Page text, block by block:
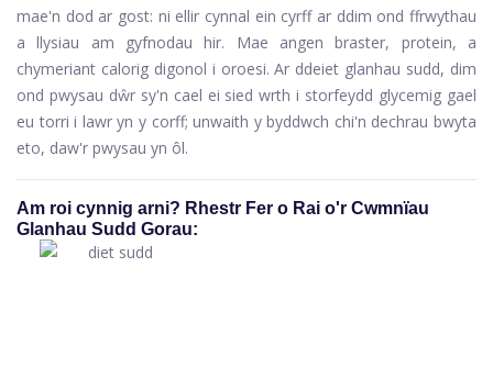
mae'n dod ar gost: ni ellir cynnal ein cyrff ar ddim ond ffrwythau
a llysiau am gyfnodau hir. Mae angen braster, protein, a
chymeriant calorig digonol i oroesi. Ar ddeiet glanhau sudd, dim
ond pwysau dŵr sy'n cael ei sied wrth i storfeydd glycemig gael
eu torri i lawr yn y corff; unwaith y byddwch chi'n dechrau bwyta
eto, daw'r pwysau yn ôl.
Am roi cynnig arni? Rhestr Fer o Rai o'r Cwmnïau
Glanhau Sudd Gorau: